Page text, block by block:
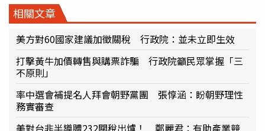
相關文章
美方對60國家建議加徵關稅 行政院：並未立即生效
打擊黃牛加價轉售與購票詐騙 行政院籲民眾掌握「三
不原則」
率中選會補提名人拜會朝野黨團 張惇涵：盼朝野理性
務實審查